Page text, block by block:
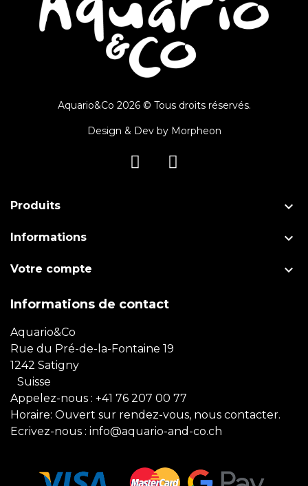
Aquario&Co 2026 © Tous droits réservés.
Design & Dev by Morpheon
Produits 
Informations 
Votre compte 
Informations de contact
Aquario&Co
Rue du Pré-de-la-Fontaine 19
1242 Satigny
Suisse
Appelez-nous : +41 76 207 00 77
Horaire: Ouvert sur rendez-vous, nous contacter.
Ecrivez-nous : info@aquario-and-co.ch